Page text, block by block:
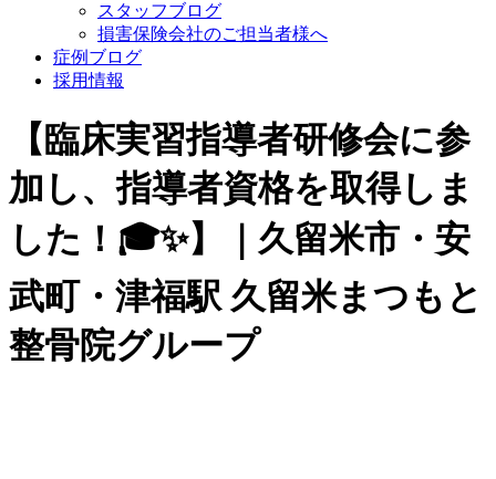
スタッフブログ
損害保険会社のご担当者様へ
症例ブログ
採用情報
【臨床実習指導者研修会に参
加し、指導者資格を取得しま
した！🎓✨】｜久留米市・安
武町・津福駅 久留米まつもと
整骨院グループ